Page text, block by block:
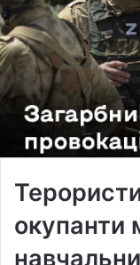
окупанти